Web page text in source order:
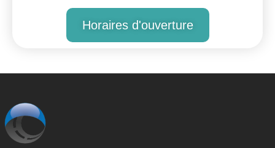
Horaires d'ouverture